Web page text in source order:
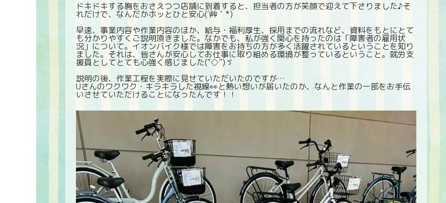
ドキドキする胸をおさえつつ店舗に到着すると、担当者の方が笑顔で迎えて下さりました♪そ
れだけで、なんだかホッとひと安心(´艸｀*)
早速、事業内容や作業内容のほか、給与・福利厚生、採用までの流れなど、資料をもとにとて
も分かりやすくご説明頂きました。なかでも、私が強く関心を持ったのは「障害者の雇用状
況」について。イオンバイク様では障害をお持ちの方が多く活躍されているということを知り
ました。それは、皆さんが安心してお仕事に取り組める環境が整っているということ。就労支
援員としてとても心強く感じました(”◇”)ゞ
説明の後、作業工程を実際に見せていただいたのですが…
Uさんのワクワク・キラキラした視線👀と熱い想いが届いたのか、なんと作業の一部をお手伝
いさせていただけることになったんです！！